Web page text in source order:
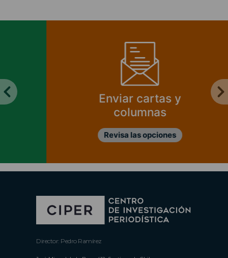
Enviar cartas y
columnas
Revisa las opciones
Director: Pedro Ramírez